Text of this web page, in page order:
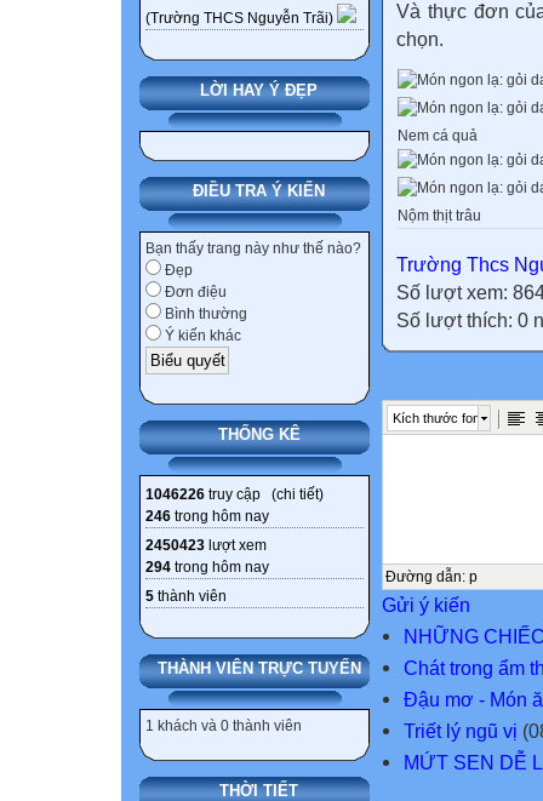
(Trường THCS Nguyễn Trãi)
LỜI HAY Ý ĐẸP
ĐIỀU TRA Ý KIẾN
Bạn thấy trang này như thế nào?
Đẹp
Đơn điệu
Bình thường
Ý kiến khác
THỐNG KÊ
1046226 truy cập (chi tiết)
246 trong hôm nay
2450423 lượt xem
294 trong hôm nay
5 thành viên
THÀNH VIÊN TRỰC TUYẾN
1 khách và 0 thành viên
THỜI TIẾT
Và thực đơn
chọn.
Nem cá quả
Nộm thịt trâu
Trường Thcs
Số lượt xem:
Số lượt thích: 0
Kích thước font
Đường dẫn: p
Gửi ý kiến
NHỮNG
Chát trong ẩm
Đậu mơ - Món
Triết lý ngũ vị
MỨT SEN DỄ